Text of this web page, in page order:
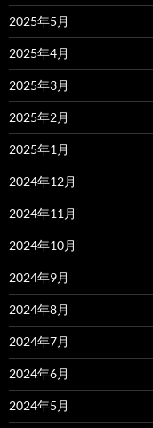
2025年5月
2025年4月
2025年3月
2025年2月
2025年1月
2024年12月
2024年11月
2024年10月
2024年9月
2024年8月
2024年7月
2024年6月
2024年5月